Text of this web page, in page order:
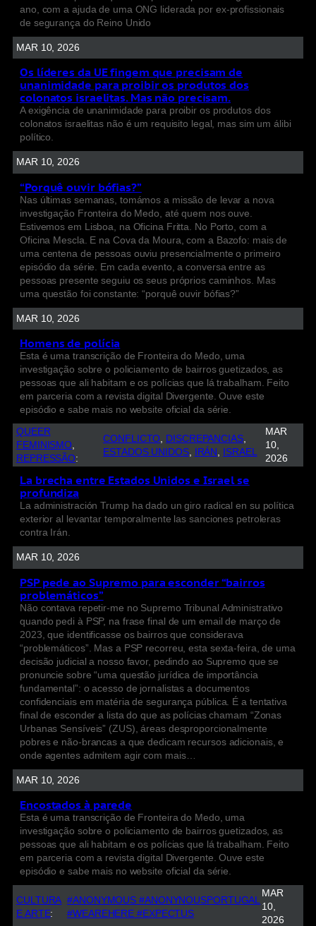
ano, com a ajuda de uma ONG liderada por ex-profissionais
de segurança do Reino Unido
MAR 10, 2026
Os líderes da UE fingem que precisam de
unanimidade para proibir os produtos dos
colonatos israelitas. Mas não precisam.
A exigência de unanimidade para proibir os produtos dos
colonatos israelitas não é um requisito legal, mas sim um álibi
político.
MAR 10, 2026
“Porquê ouvir bófias?”
Nas últimas semanas, tomámos a missão de levar a nova
investigação Fronteira do Medo, até quem nos ouve.
Estivemos em Lisboa, na Oficina Fritta. No Porto, com a
Oficina Mescla. E na Cova da Moura, com a Bazofo: mais de
uma centena de pessoas ouviu presencialmente o primeiro
episódio da série. Em cada evento, a conversa entre as
pessoas presente seguiu os seus próprios caminhos. Mas
uma questão foi constante: “porquê ouvir bófias?”
MAR 10, 2026
Homens de polícia
Esta é uma transcrição de Fronteira do Medo, uma
investigação sobre o policiamento de bairros guetizados, as
pessoas que ali habitam e os polícias que lá trabalham. Feito
em parceria com a revista digital Divergente. Ouve este
episódio e sabe mais no website oficial da série.
QUEER
FEMINISMO
REPRESSÃO:
CONFLICTO DISCREPANCIAS
ESTADOS UNIDOS, IRÁN ISRAEL
MAR
10,
2026
La brecha entre Estados Unidos e Israel se
profundiza
La administración Trump ha dado un giro radical en su política
exterior al levantar temporalmente las sanciones petroleras
contra Irán.
MAR 10, 2026
PSP pede ao Supremo para esconder “bairros
problemáticos”
Não contava repetir-me no Supremo Tribunal Administrativo
quando pedi à PSP, na frase final de um email de março de
2023, que identificasse os bairros que considerava
“problemáticos”. Mas a PSP recorreu, esta sexta-feira, de uma
decisão judicial a nosso favor, pedindo ao Supremo que se
pronuncie sobre “uma questão jurídica de importância
fundamental”: o acesso de jornalistas a documentos
confidenciais em matéria de segurança pública. É a tentativa
final de esconder a lista do que as polícias chamam “Zonas
Urbanas Sensíveis” (ZUS), áreas desproporcionalmente
pobres e não-brancas a que dedicam recursos adicionais, e
onde agentes admitem agir com mais…
MAR 10, 2026
Encostados à parede
Esta é uma transcrição de Fronteira do Medo, uma
investigação sobre o policiamento de bairros guetizados, as
pessoas que ali habitam e os polícias que lá trabalham. Feito
em parceria com a revista digital Divergente. Ouve este
episódio e sabe mais no website oficial da série.
CULTURA
E ARTE:
#ANONYMOUS #ANONYNOUSPORTUGAL
#WEAREHERE #EXPECTUS
MAR
10,
2026